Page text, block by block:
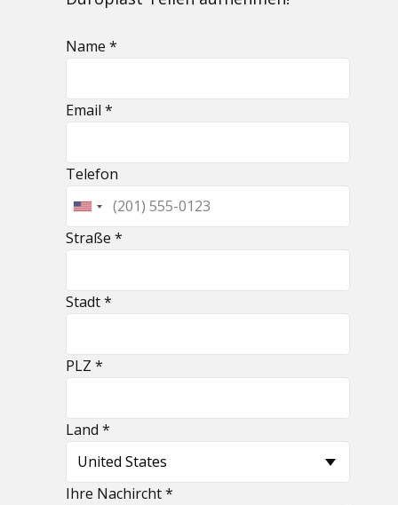
Name *
Email *
Telefon
Straße *
Stadt *
PLZ *
Land *
Ihre Nachircht *